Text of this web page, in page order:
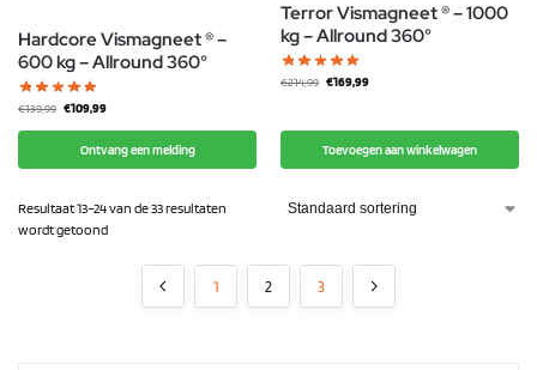
Hardcore Vismagneet ® –
600 kg – Allround 360°
€139,99 €109,99
Ontvang een melding
Terror Vismagneet ® – 1000
kg – Allround 360°
€214,99 €169,99
Toevoegen aan winkelwagen
Resultaat 13–24 van de 33 resultaten
wordt getoond
1 2 3